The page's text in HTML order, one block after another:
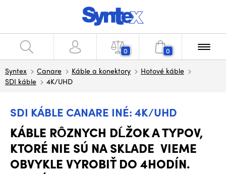
0 0
Syntex Canare Káble a konektory
Hotové káble
SDI káble
4K/UHD
SDI KÁBLE CANARE INÉ: 4K/UHD
KÁBLE RÔZNYCH DĹŽOK A TYPOV,
KTORÉ NIE SÚ NA SKLADE VIEME
OBVYKLE VYROBIŤ DO 4HODÍN.